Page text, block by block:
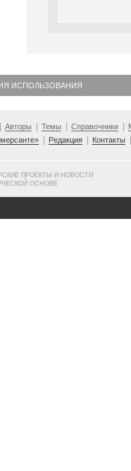
ИСПОЛЬЗОВАНИЯ
Авторы Темы Справочники
Редакция Контакты
ПРОЕКТЫ И НОВОСТИ
ОСНОВЕ